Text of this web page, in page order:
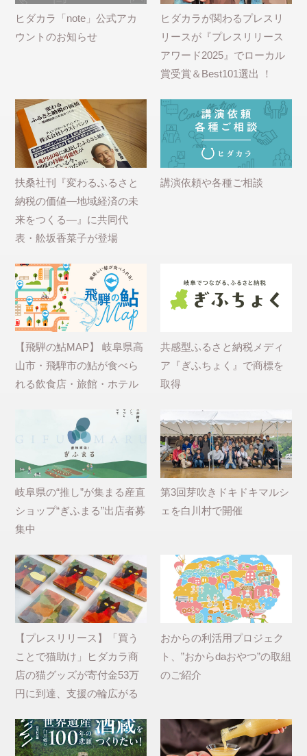
ヒダカラ「note」公式アカ
ウントのお知らせ
ヒダカラが関わるプレスリ
リースが『プレスリリース
アワード2025』でローカル
賞受賞＆Best101選出 ！
扶桑社刊『変わるふるさと
納税の価値―地域経済の未
来をつくる―』に共同代
表・舩坂香菜子が登場
講演依頼や各種ご相談
【飛騨の鮎MAP】 岐阜県高
山市・飛騨市の鮎が食べら
れる飲食店・旅館・ホテル
共感型ふるさと納税メディ
ア『ぎふちょく』で商標を
取得
岐阜県の“推し”が集まる産直
ショップ“ぎふまる”出店者募
集中
第3回芽吹きドキドキマルシ
ェを白川村で開催
【プレスリリース】「買う
ことで猫助け」ヒダカラ商
店の猫グッズが寄付金53万
円に到達、支援の輪広がる
おからの利活用プロジェク
ト、”おからdaおやつ”の取組
のご紹介